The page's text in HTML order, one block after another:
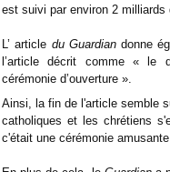
est suivi par environ 2 milliards
L’ article du Guardiandonne
l’article décrit comme « le
cérémonie d’ouverture ».
Ainsi, la fin de l'article semble
catholiques et les chrétiens
c'était une cérémonie